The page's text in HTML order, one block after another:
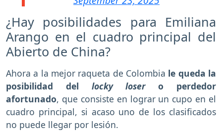
¿Hay posibilidades para Emiliana
Arango en el cuadro principal del
Abierto de China?
Ahora a la mejor raqueta de Colombia le queda la
posibilidad del locky losero perdedor
afortunado, que consiste en lograr un cupo en el
cuadro principal, si acaso uno de los clasificados
no puede llegar por lesión.